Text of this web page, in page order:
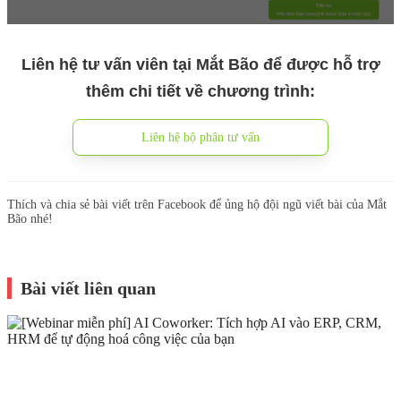
Liên hệ tư vấn viên tại Mắt Bão để được hỗ trợ
thêm chi tiết về chương trình:
Liên hệ bộ phận tư vấn
Thích và chia sẻ bài viết trên Facebook để ủng hộ đội ngũ viết bài của Mắt
Bão nhé!
Bài viết liên quan